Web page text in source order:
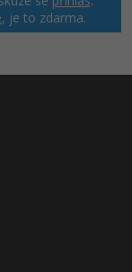
, je to zdarma.